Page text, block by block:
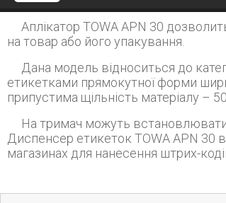
Дізнатись більше
Аплікатор TOWA APN 30 дозволить значно спростити і пришвидшити процес наклеювання етикеток
на товар або його упакування.
Дана модель відноситься до категорії ручного обладнання і розрахована на роботу з невеликими
етикетками прямокутної форми
припустима щільність матеріалу –
На тримач можуть встановлюватися рулони діаметром до 100 мм з втулкою діаметром від 20 мм.
Диспенсер етикеток TOWA APN 30
магазинах для нанесення штрих-